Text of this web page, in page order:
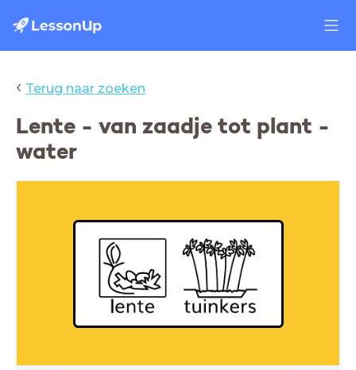
‹ Terug naar zoeken
Lente - van zaadje tot plant -
water